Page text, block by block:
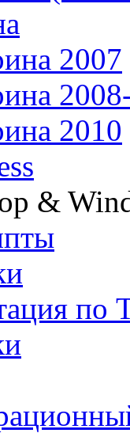
2007
2010
&
по